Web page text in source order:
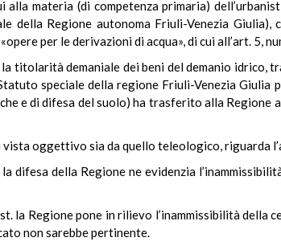
materia (di competenza primaria)
della Regione autonoma Friuli-Venezia
per le derivazioni di acqua», di cui all’art. 5,
titolarità demaniale dei beni del demanio idrico,
speciale della regione Friuli-Venezia Giulia
e di difesa del suolo) ha trasferito alla Regione
vista oggettivo sia da quello teleologico, riguarda
difesa della Regione ne evidenzia
la Regione pone in rilievo l’inammissibilità della
non sarebbe pertinente.